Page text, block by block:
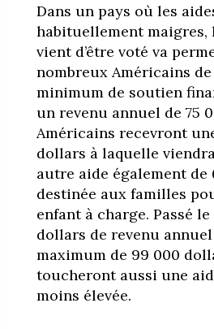
Dans un pays où les
habituellement maigres,
vient d’être voté va
nombreux Américains
minimum de soutien
un revenu annuel de 75
Américains recevront
dollars à laquelle
autre aide également de
destinée aux familles
enfant à charge. Passé
dollars de revenu annuel
maximum de 99 000
toucheront aussi une
moins élevée.